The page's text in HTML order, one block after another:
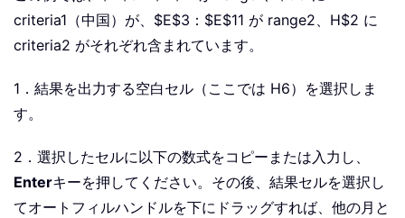
criteria1（中国）が、$E$3：$E$11 が range2、H$2 に
criteria2 がそれぞれ含まれています。
1．結果を出力する空白セル（ここでは H6）を選択しま
す。
2．選択したセルに以下の数式をコピーまたは入力し、
Enterキーを押してください。その後、結果セルを選択し
てオートフィルハンドルを下にドラッグすれば、他の月と